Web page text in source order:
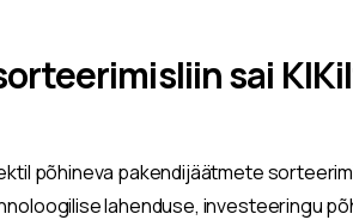
sai
põhineva pakendijäätmete
lahenduse, investeeringu